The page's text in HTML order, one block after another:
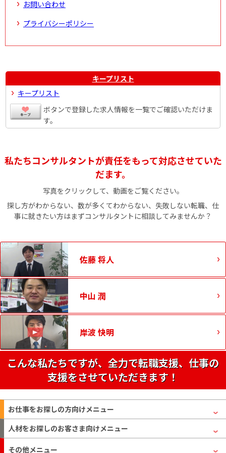
お問い合わせ
プライバシーポリシー
キープリスト
キープリスト
ボタンで登録した求人情報を一覧でご確認いただけま
す。
私たちコンサルタントが責任をもって対応させていた
だます。
写真をクリックして、動画をご覧ください。
探し方がわからない、数が多くてわからない、失敗しない転職、仕
事に就きたい方はまずコンサルタントに相談してみませんか？
佐藤 将人
中山 潤
岸波 快明
こんな私たちですが、全力で転職支援、仕事の
支援をさせていただきます！
お仕事をお探しの方向けメニュー
人材をお探しのお客さま向けメニュー
その他メニュー